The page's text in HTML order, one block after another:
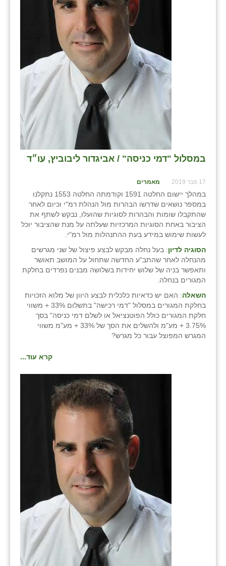
במסלול "דמי כניסה" / אביגדור ליבוביץ, עו״ד
17 פבר 2019 מאמרים
במהלך יישום החלטה 1591 וקודמתה החלטה 1553 נתקלנו
במספר נושאים שדרשו הבהרות מול הנהלת רמ"י וכיום לאחר
שהתקבלו שומות והבהרות לסוגיות שהועלו, נבקש לשתף את
הציבור באחת הסוגיות המרכזיות שעלתה על מנת שהציבור יוכל
לעשות שימוש במידע בעת ההתנהלות מול רמ"י.
הסוגיה לדיון: בעל נחלה מבקש לבצע פיצול של שני מגרשים
מהנחלה לאחר שהתב"ע החדשה שתחול על המושב תאושר
ותאפשר בניה של שלוש יחידות בשלושה מבנים נפרדים בחלקת
המגורים בנחלה.
השאלה: האם יש כדאיות כלכלית לבצע היוון של מלוא הזכויות
בחלקת המגורים במסלול "דמי רכישה" בתשלום 33% + משווי
חלקת המגורים כולל הפוטנציאל או לשלם דמי כניסה" בסך
3.75% + מע"מ ולהשלים את הסך של 33% + מע"מ משווי
המגרש המפוצל עבור כל מגרש?
קרא עוד...